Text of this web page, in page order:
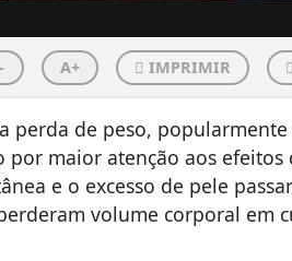
A+ IMPRIMIR
perda de peso, popularmente
maior atenção aos efeitos
e o excesso de pele
volume corporal em